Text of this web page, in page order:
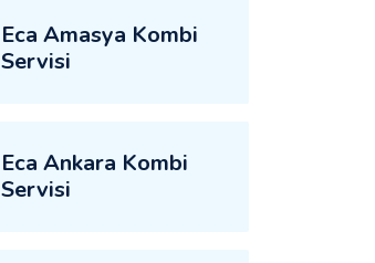
Eca Amasya Kombi
Servisi
Eca Ankara Kombi
Servisi